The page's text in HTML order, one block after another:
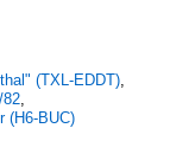
(TXL-EDDT),
82,
(H6-BUC)